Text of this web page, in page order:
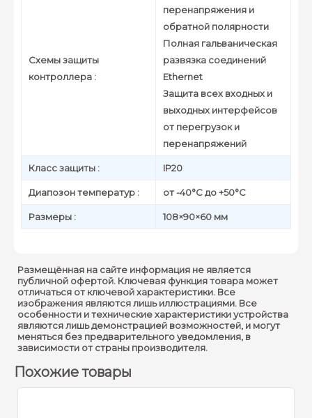
Схемы защиты
контроллера :
перенапряжения и
обратной полярности
Полная гальваническая
развязка соединений
Ethernet
Защита всех входных и
выходных интерфейсов
от перегрузок и
перенапряжений
Класс защиты : IP20
Диапозон температур : от -40°C до +50°C
Размеры : 108×90×60 мм
Размещённая на сайте информация не является
публичной офертой. Ключевая функция товара может
отличаться от ключевой характеристики. Все
изображения являются лишь иллюстрациями. Все
особенности и технические характеристики устройства
являются лишь демонстрацией возможностей, и могут
меняться без предварительного уведомления, в
зависимости от страны производителя.
Похожие товары